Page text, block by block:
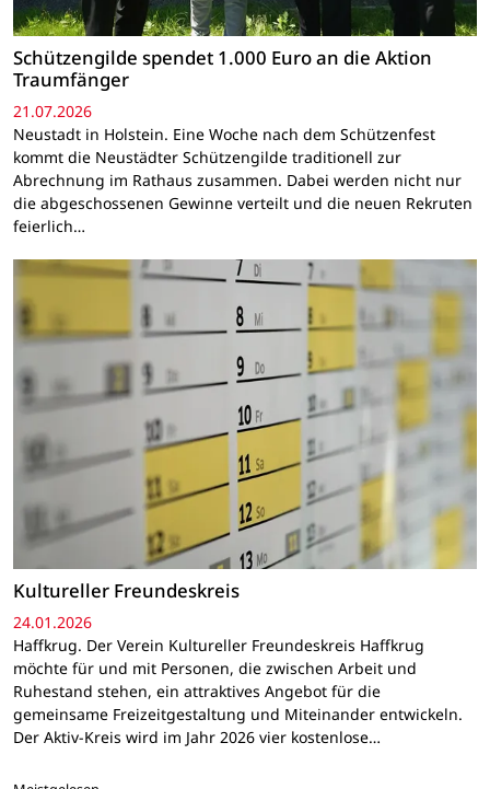
Schützengilde spendet 1.000 Euro an die Aktion
Traumfänger
21.07.2026
Neustadt in Holstein. Eine Woche nach dem Schützenfest
kommt die Neustädter Schützengilde traditionell zur
Abrechnung im Rathaus zusammen. Dabei werden nicht nur
die abgeschossenen Gewinne verteilt und die neuen Rekruten
feierlich…
Kultureller Freundeskreis
24.01.2026
Haffkrug. Der Verein Kultureller Freundeskreis Haffkrug
möchte für und mit Personen, die zwischen Arbeit und
Ruhestand stehen, ein attraktives Angebot für die
gemeinsame Freizeitgestaltung und Miteinander entwickeln.
Der Aktiv-Kreis wird im Jahr 2026 vier kostenlose…